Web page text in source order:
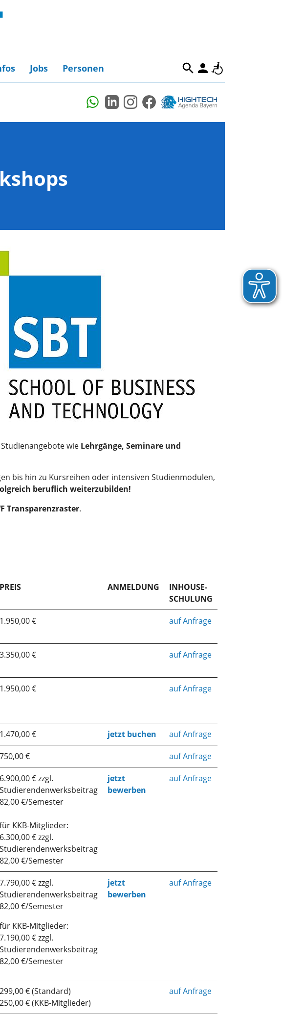
Jobs Personen
wie Lehrgänge, Seminare und
bis hin zu Kursreihen oder intensiven Studienmodulen,
beruflich weiterzubilden!
Transparenzraster.
PREIS ANMELDUNG
INHOUSE-
SCHULUNG
1.950,00 € auf Anfrage
3.350,00 € auf Anfrage
1.950,00 € auf Anfrage
1.470,00 € jetzt buchen auf Anfrage
750,00 € auf Anfrage
6.900,00 € zzgl.
Studierendenwerksbeitrag
82,00 €/Semester
für KKB-Mitglieder:
6.300,00 € zzgl.
Studierendenwerksbeitrag
82,00 €/Semester
jetzt
bewerben
auf Anfrage
7.790,00 € zzgl.
Studierendenwerksbeitrag
82,00 €/Semester
für KKB-Mitglieder:
7.190,00 € zzgl.
Studierendenwerksbeitrag
82,00 €/Semester
jetzt
bewerben
auf Anfrage
299,00 € (Standard)
250,00 € (KKB-Mitglieder)
auf Anfrage